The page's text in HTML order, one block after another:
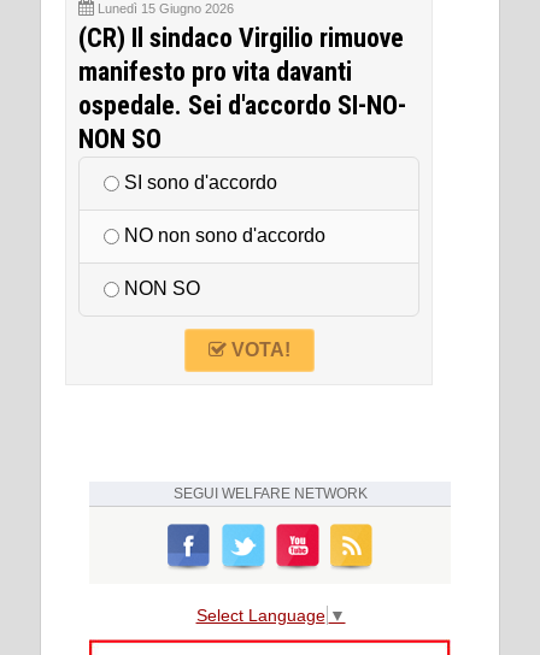
Lunedì 15 Giugno 2026
(CR) Il sindaco Virgilio rimuove
manifesto pro vita davanti
ospedale. Sei d'accordo SI-NO-
NON SO
SI sono d'accordo
NO non sono d'accordo
NON SO
VOTA!
SEGUI WELFARE NETWORK
Select Language ▼